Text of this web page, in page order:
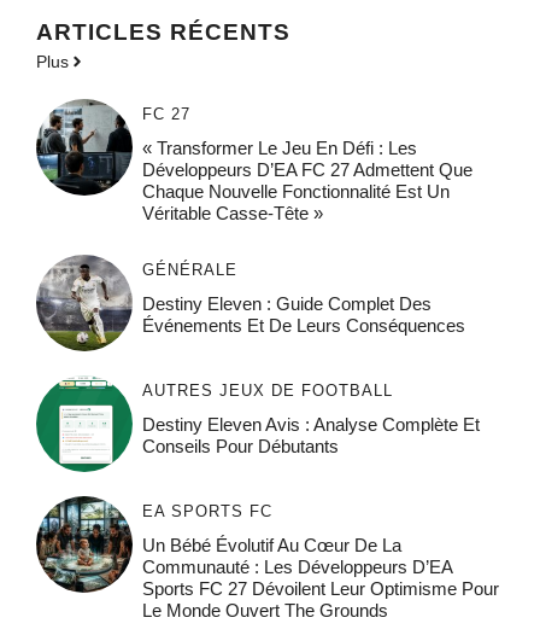
ARTICLES RÉCENTS
Plus
FC 27
« Transformer Le Jeu En Défi : Les
Développeurs D’EA FC 27 Admettent Que
Chaque Nouvelle Fonctionnalité Est Un
Véritable Casse-Tête »
GÉNÉRALE
Destiny Eleven : Guide Complet Des
Événements Et De Leurs Conséquences
AUTRES JEUX DE FOOTBALL
Destiny Eleven Avis : Analyse Complète Et
Conseils Pour Débutants
EA SPORTS FC
Un Bébé Évolutif Au Cœur De La
Communauté : Les Développeurs D’EA
Sports FC 27 Dévoilent Leur Optimisme Pour
Le Monde Ouvert The Grounds